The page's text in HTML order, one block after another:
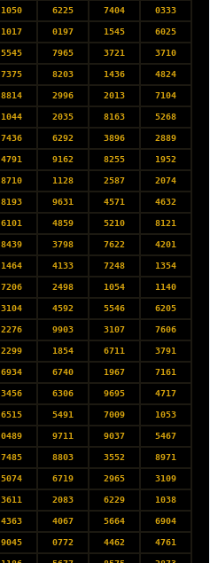
1050 6225 7404 0333
1017 0197 1545 6025
5545 7965 3721 3710
7375 8203 1436 4824
8814 2996 2013 7104
1044 2035 8163 5268
7436 6292 3896 2889
4791 9162 8255 1952
8710 1128 2587 2074
8193 9631 4571 4632
6101 4859 5210 8121
8439 3798 7622 4201
1464 4133 7248 1354
7206 2498 1054 1140
3104 4592 5546 6205
2276 9903 3107 7606
2299 1854 6711 3791
6934 6740 1967 7161
3456 6306 9695 4717
6515 5491 7009 1053
0489 9711 9037 5467
7485 8803 3552 8971
5074 6719 2965 3109
3611 2083 6229 1038
4363 4067 5664 6904
9045 0772 4462 4761